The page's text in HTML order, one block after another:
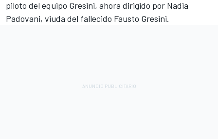
piloto del equipo Gresini, ahora dirigido por Nadia
Padovani, viuda del fallecido Fausto Gresini.